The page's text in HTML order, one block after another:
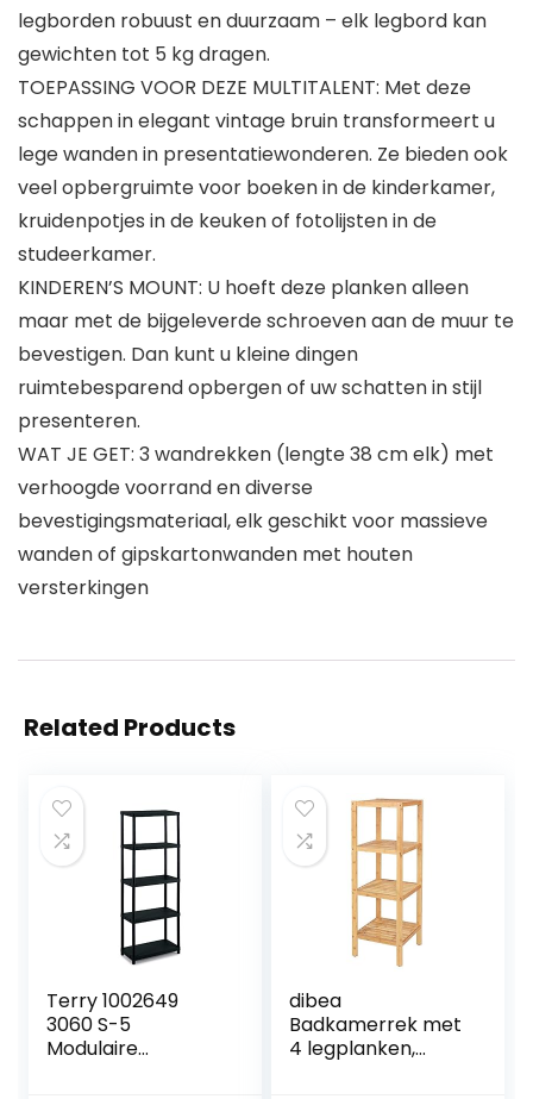
legborden robuust en duurzaam – elk legbord kan
gewichten tot 5 kg dragen.
TOEPASSING VOOR DEZE MULTITALENT: Met deze
schappen in elegant vintage bruin transformeert u
lege wanden in presentatiewonderen. Ze bieden ook
veel opbergruimte voor boeken in de kinderkamer,
kruidenpotjes in de keuken of fotolijsten in de
studeerkamer.
KINDEREN’S MOUNT: U hoeft deze planken alleen
maar met de bijgeleverde schroeven aan de muur te
bevestigen. Dan kunt u kleine dingen
ruimtebesparend opbergen of uw schatten in stijl
presenteren.
WAT JE GET: 3 wandrekken (lengte 38 cm elk) met
verhoogde voorrand en diverse
bevestigingsmateriaal, elk geschikt voor massieve
wanden of gipskartonwanden met houten
versterkingen
Related Products
Terry 1002649
3060 S-5
Modulaire
dibea
Badkamerrek met
4 legplanken,